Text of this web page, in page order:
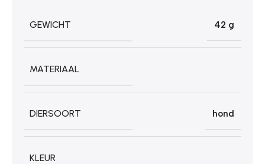
GEWICHT 42 g
MATERIAAL
DIERSOORT hond
KLEUR